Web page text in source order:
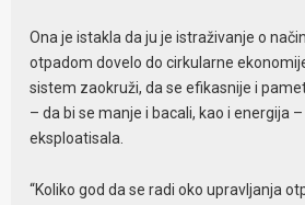
Ona je istakla da ju je istraživanje o
otpadom dovelo do cirkularne
sistem zaokruži, da se efikasnije i
– da bi se manje i bacali, kao i energija
eksploatisala.
“Koliko god da se radi oko upravljanja